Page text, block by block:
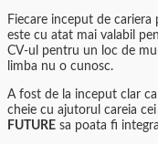
Fiecare inceput de
este cu atat mai valabil
CV-ul pentru un loc de
limba nu o cunosc.
A fost de la inceput clar
cheie cu ajutorul careia
FUTURE sa poata fi